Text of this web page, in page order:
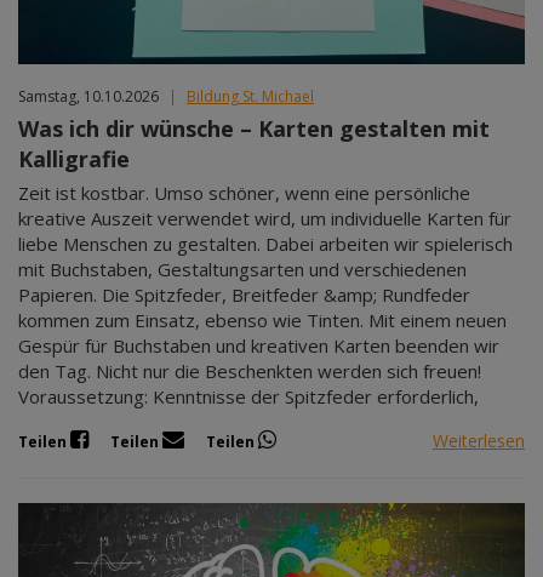
Samstag, 10.10.2026 Bildung St. Michael
Was ich dir wünsche – Karten gestalten mit
Kalligrafie
Zeit ist kostbar. Umso schöner, wenn eine persönliche
kreative Auszeit verwendet wird, um individuelle Karten für
liebe Menschen zu gestalten. Dabei arbeiten wir spielerisch
mit Buchstaben, Gestaltungsarten und verschiedenen
Papieren. Die Spitzfeder, Breitfeder &amp; Rundfeder
kommen zum Einsatz, ebenso wie Tinten. Mit einem neuen
Gespür für Buchstaben und kreativen Karten beenden wir
den Tag. Nicht nur die Beschenkten werden sich freuen!
Voraussetzung: Kenntnisse der Spitzfeder erforderlich,
Teilen Teilen Teilen Weiterlesen